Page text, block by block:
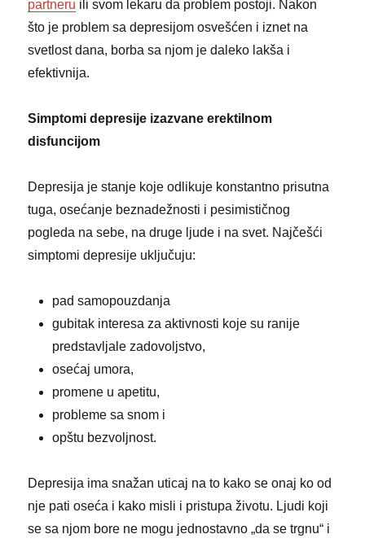
partneru ili svom lekaru da problem postoji. Nakon
što je problem sa depresijom osvešćen i iznet na
svetlost dana, borba sa njom je daleko lakša i
efektivnija.
Simptomi depresije izazvane erektilnom
disfuncijom
Depresija je stanje koje odlikuje konstantno prisutna
tuga, osećanje beznadežnosti i pesimističnog
pogleda na sebe, na druge ljude i na svet. Najčešći
simptomi depresije uključuju:
pad samopouzdanja
gubitak interesa za aktivnosti koje su ranije
predstavljale zadovoljstvo,
osećaj umora,
promene u apetitu,
probleme sa snom i
opštu bezvoljnost.
Depresija ima snažan uticaj na to kako se onaj ko od
nje pati oseća i kako misli i pristupa životu. Ljudi koji
se sa njom bore ne mogu jednostavno „da se trgnu“ i